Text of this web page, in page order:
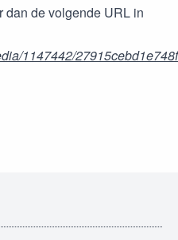
dan de volgende URL in
1147442/